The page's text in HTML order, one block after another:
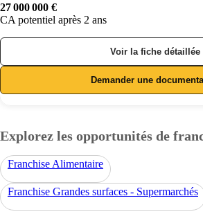
27 000 000 €
CA potentiel après 2 ans
Voir la fiche détaillée
Demander une
Explorez les opportunités de
Franchise Alimentaire
Franchise Grandes surfaces - Supermarchés